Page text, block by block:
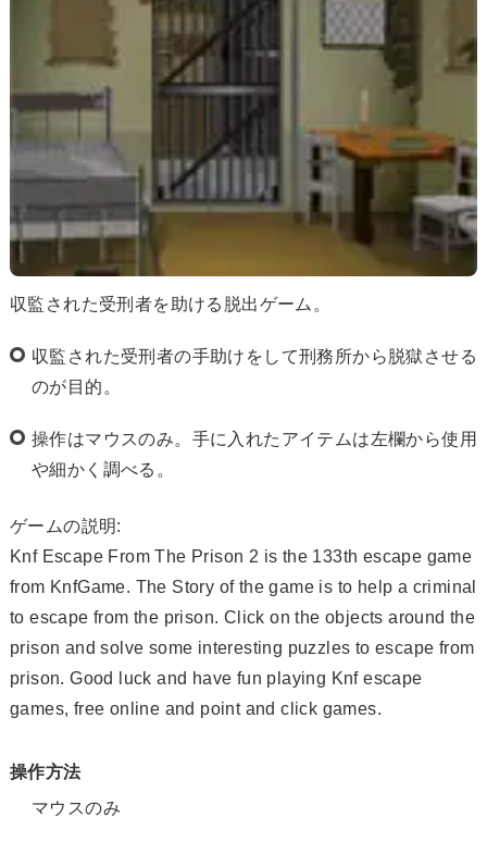
収監された受刑者を助ける脱出ゲーム。
収監された受刑者の手助けをして刑務所から脱獄させる
のが目的。
操作はマウスのみ。手に入れたアイテムは左欄から使用
や細かく調べる。
ゲームの説明:
Knf Escape From The Prison 2 is the 133th escape game
from KnfGame. The Story of the game is to help a criminal
to escape from the prison. Click on the objects around the
prison and solve some interesting puzzles to escape from
prison. Good luck and have fun playing Knf escape
games, free online and point and click games.
操作方法
マウスのみ